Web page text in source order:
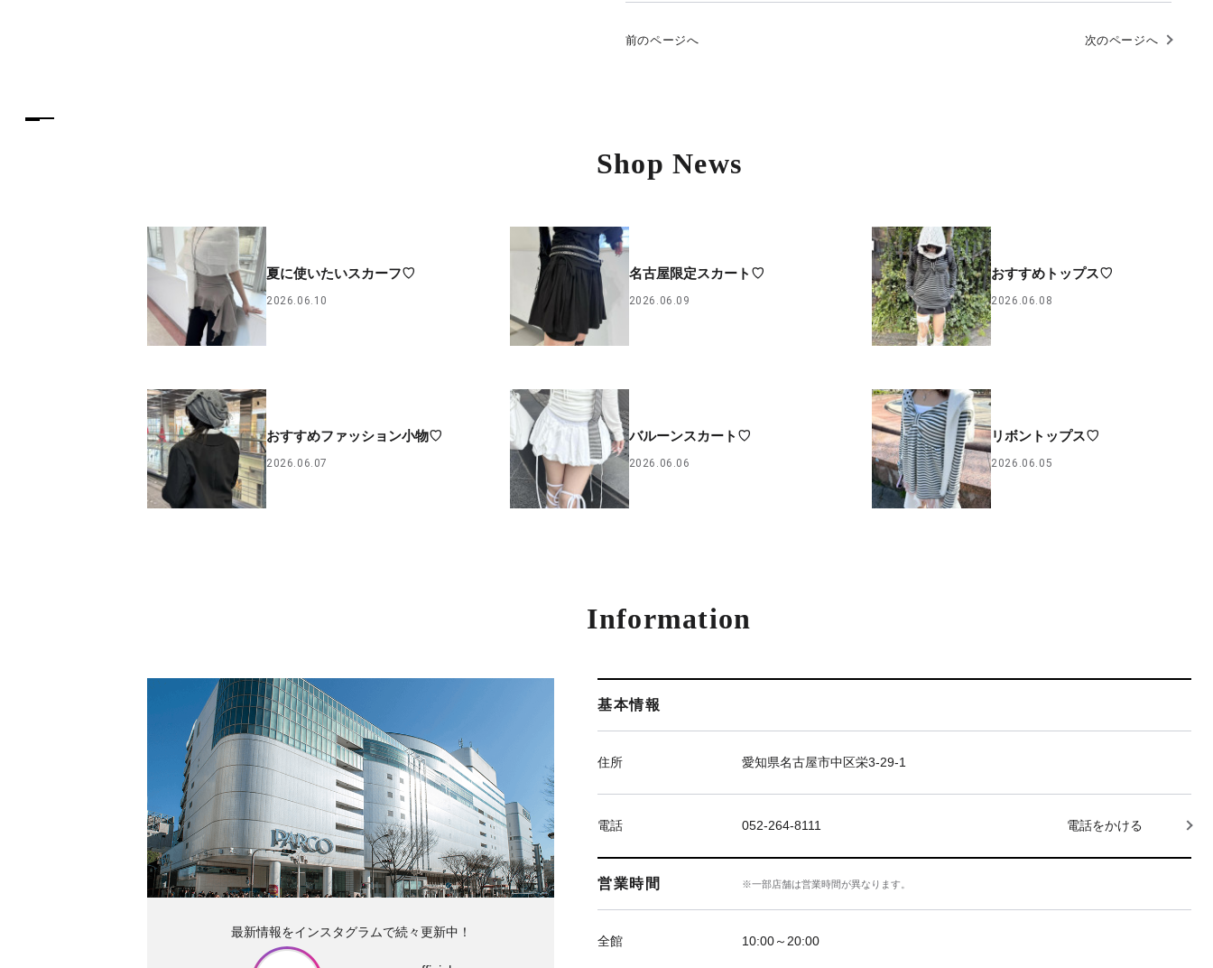
前のページへ 次のページへ
Shop News
夏に使いたいスカーフ♡
2026.06.10
名古屋限定スカート♡
2026.06.09
おすすめトップス♡
2026.06.08
おすすめファッション小物♡
2026.06.07
バルーンスカート♡
2026.06.06
リボントップス♡
2026.06.05
Information
基本情報
住所 愛知県名古屋市中区栄3-29-1
電話 052-264-8111 電話をかける
営業時間 ※一部店舗は営業時間が異なります。
全館 10:00～20:00
最新情報をインスタグラムで続々更新中！